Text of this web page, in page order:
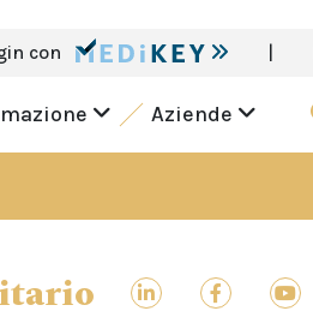
con |
Aziende